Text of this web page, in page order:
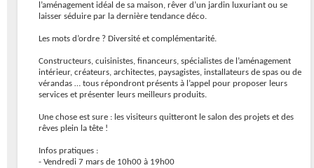
l’aménagement idéal de sa maison, rêver d’un jardin luxuriant ou se
laisser séduire par la dernière tendance déco.
Les mots d’ordre ? Diversité et complémentarité.
Constructeurs, cuisinistes, financeurs, spécialistes de l’aménagement
intérieur, créateurs, architectes, paysagistes, installateurs de spas ou de
vérandas … tous répondront présents à l’appel pour proposer leurs
services et présenter leurs meilleurs produits.
Une chose est sure : les visiteurs quitteront le salon des projets et des
rêves plein la tête !
Infos pratiques :
- Vendredi 7 mars de 10h00 à 19h00